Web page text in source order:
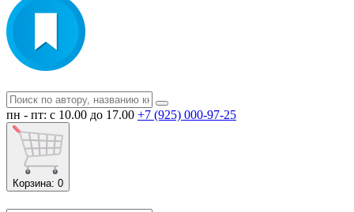
пн - пт: с 10.00 до 17.00 +7 (925) 000-97-25
Корзина: 0